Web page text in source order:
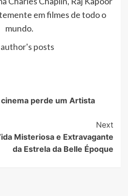
em filmes de todo o
mundo.
author's posts
perde um Artista
Next
Misteriosa e Extravagante
da Estrela da Belle Époque